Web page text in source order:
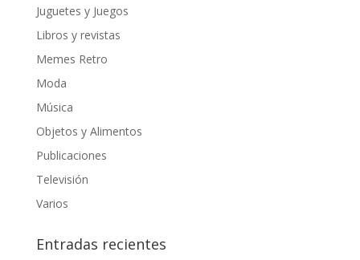
Juguetes y Juegos
Libros y revistas
Memes Retro
Moda
Música
Objetos y Alimentos
Publicaciones
Televisión
Varios
Entradas recientes